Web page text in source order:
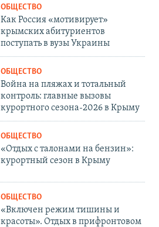
ОБЩЕСТВО
Как Россия «мотивирует»
крымских абитуриентов
поступать в вузы Украины
ОБЩЕСТВО
Война на пляжах и тотальный
контроль: главные вызовы
курортного сезона-2026 в Крыму
ОБЩЕСТВО
«Отдых с талонами на бензин»:
курортный сезон в Крыму
ОБЩЕСТВО
«Включен режим тишины и
красоты». Отдых в прифронтовом